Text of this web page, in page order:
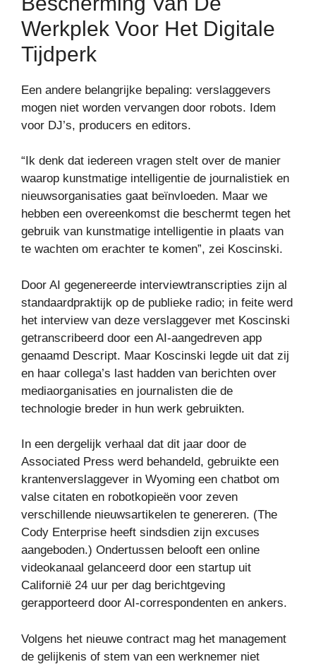
Werkplek Voor Het Digitale
Tijdperk
Een andere belangrijke bepaling: verslaggevers
mogen niet worden vervangen door robots. Idem
voor DJ’s, producers en editors.
“Ik denk dat iedereen vragen stelt over de manier
waarop kunstmatige intelligentie de journalistiek en
nieuwsorganisaties gaat beïnvloeden. Maar we
hebben een overeenkomst die beschermt tegen het
gebruik van kunstmatige intelligentie in plaats van
te wachten om erachter te komen”, zei Koscinski.
Door AI gegenereerde interviewtranscripties zijn al
standaardpraktijk op de publieke radio; in feite werd
het interview van deze verslaggever met Koscinski
getranscribeerd door een AI-aangedreven app
genaamd Descript. Maar Koscinski legde uit dat zij
en haar collega’s last hadden van berichten over
mediaorganisaties en journalisten die de
technologie breder in hun werk gebruikten.
In een dergelijk verhaal dat dit jaar door de
Associated Press werd behandeld, gebruikte een
krantenverslaggever in Wyoming een chatbot om
valse citaten en robotkopieën voor zeven
verschillende nieuwsartikelen te genereren. (The
Cody Enterprise heeft sindsdien zijn excuses
aangeboden.) Ondertussen belooft een online
videokanaal gelanceerd door een startup uit
Californië 24 uur per dag berichtgeving
gerapporteerd door AI-correspondenten en ankers.
Volgens het nieuwe contract mag het management
de gelijkenis of stem van een werknemer niet